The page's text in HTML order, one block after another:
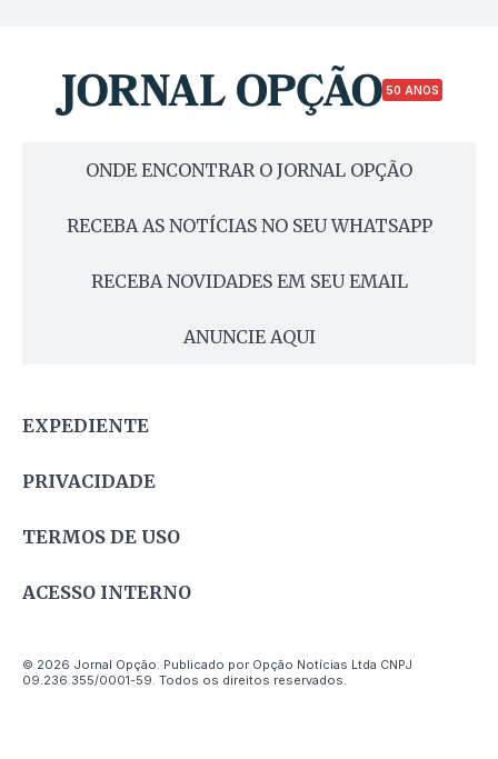
50 ANOS
ONDE ENCONTRAR O JORNAL OPÇÃO
RECEBA AS NOTÍCIAS NO SEU WHATSAPP
RECEBA NOVIDADES EM SEU EMAIL
ANUNCIE AQUI
EXPEDIENTE
PRIVACIDADE
TERMOS DE USO
ACESSO INTERNO
© 2026 Jornal Opção. Publicado por Opção Notícias Ltda CNPJ
09.236.355/0001-59. Todos os direitos reservados.